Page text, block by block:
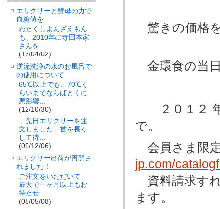
驚きの価格
金環食の当
２０１２ 年
で。
会員さま限
jp.com/
資料請求す
ます。
エリクサーと酵母の力で
血糖値を
わたくしよんざえもん
も、2010年に寺田本家
さんを...
(13/04/02)
逆流洗浄の水のお風呂で
の使用について
65℃以上でも、70℃く
らいまでならばとくに
悪影響...
(12/10/30)
先日エリクサーを注
文しました。首を長く
して待...
(09/12/06)
エリクサー出荷が再開さ
れました！
ご注文をいただいて、
最大で一ヶ月以上もお
待たせ...
(08/05/08)